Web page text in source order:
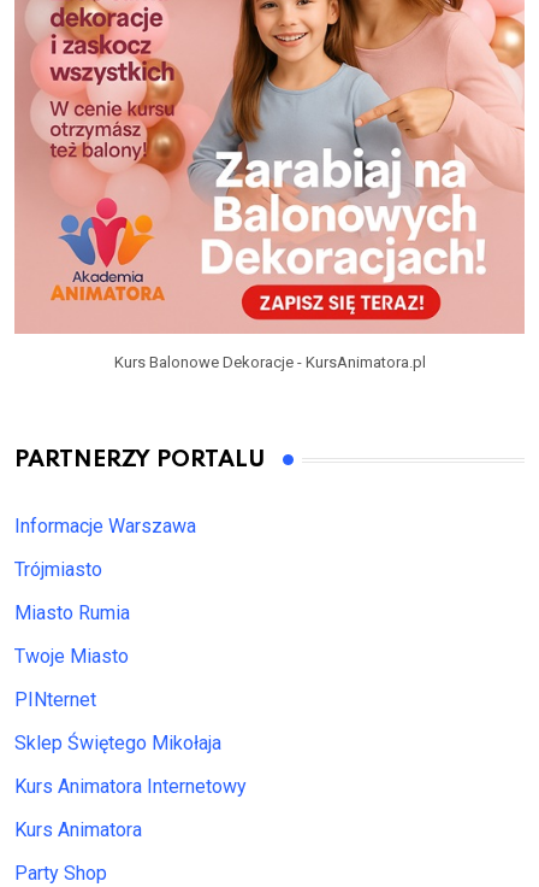
Kurs Balonowe Dekoracje - KursAnimatora.pl
PARTNERZY PORTALU
Informacje Warszawa
Trójmiasto
Miasto Rumia
Twoje Miasto
PINternet
Sklep Świętego Mikołaja
Kurs Animatora Internetowy
Kurs Animatora
Party Shop